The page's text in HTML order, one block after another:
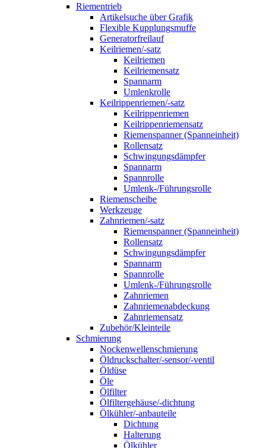
Riementrieb
Artikelsuche über Grafik
Flexible Kupplungsmuffe
Generatorfreilauf
Keilriemen/-satz
Keilriemen
Keilriemensatz
Spannarm
Umlenkrolle
Keilrippenriemen/-satz
Keilrippenriemen
Keilrippenriemensatz
Riemenspanner (Spanneinheit)
Rollensatz
Schwingungsdämpfer
Spannarm
Spannrolle
Umlenk-/Führungsrolle
Riemenscheibe
Werkzeuge
Zahnriemen/-satz
Riemenspanner (Spanneinheit)
Rollensatz
Schwingungsdämpfer
Spannarm
Spannrolle
Umlenk-/Führungsrolle
Zahnriemen
Zahnriemenabdeckung
Zahnriemensatz
Zubehör/Kleinteile
Schmierung
Nockenwellenschmierung
Öldruckschalter/-sensor/-ventil
Öldüse
Öle
Ölfilter
Ölfiltergehäuse/-dichtung
Ölkühler/-anbauteile
Dichtung
Halterung
Ölkühler